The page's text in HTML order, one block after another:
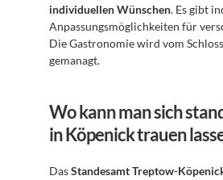
individuellen Wünschen. Es gibt
Anpassungsmöglichkeiten für
Die Gastronomie wird vom
gemanagt.
Wo kann man sich
in Köpenick trauen
Das Standesamt Treptow-